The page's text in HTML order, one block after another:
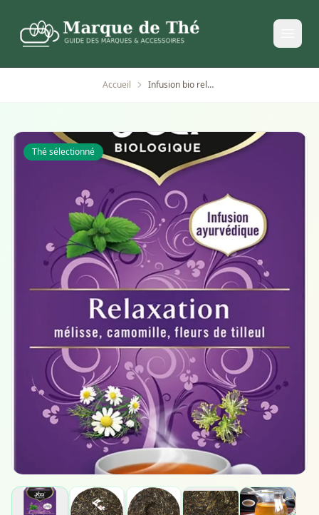
Accueil Infusion bio relaxation Yogi Tea mélisse, camomille et tilleul
Thé sélectionné